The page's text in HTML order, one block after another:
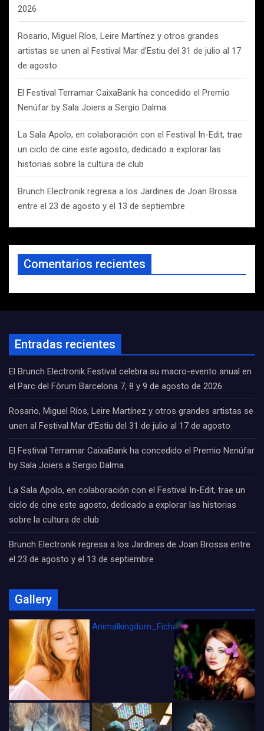
2026
Rosario, Miguel Ríos, Leire Martínez y otros grandes
artistas se unen al Festival Mar d’Estiu del 31 de julio al 17
de agosto
El Festival Terramar CaixaBank ha concedido el Premio
Nenúfar by Sala Joiers a Sergio Dalma.
La Sala Apolo, en colaboración con el Festival In-Edit, trae
un ciclo de cine este agosto, dedicado a explorar las
historias sobre la cultura de club
Brunch Electronik regresa a los Jardines de Joan Brossa
entre el 23 de agosto y el 13 de septiembre
Comentarios recientes
Entradas recientes
El Brunch Electronik Festival celebra su macro-evento anual en
el Parc del Fòrum Barcelona 7, 8 y 9 de agosto de 2026
Rosario, Miguel Ríos, Leire Martínez y otros grandes artistas se
unen al Festival Mar d’Estiu del 31 de julio al 17 de agosto
El Festival Terramar CaixaBank ha concedido el Premio Nenúfar
by Sala Joiers a Sergio Dalma.
La Sala Apolo, en colaboración con el Festival In-Edit, trae un
ciclo de cine este agosto, dedicado a explorar las historias
sobre la cultura de club
Brunch Electronik regresa a los Jardines de Joan Brossa entre
el 23 de agosto y el 13 de septiembre
Gallery
Animalkingdom_FichaCine